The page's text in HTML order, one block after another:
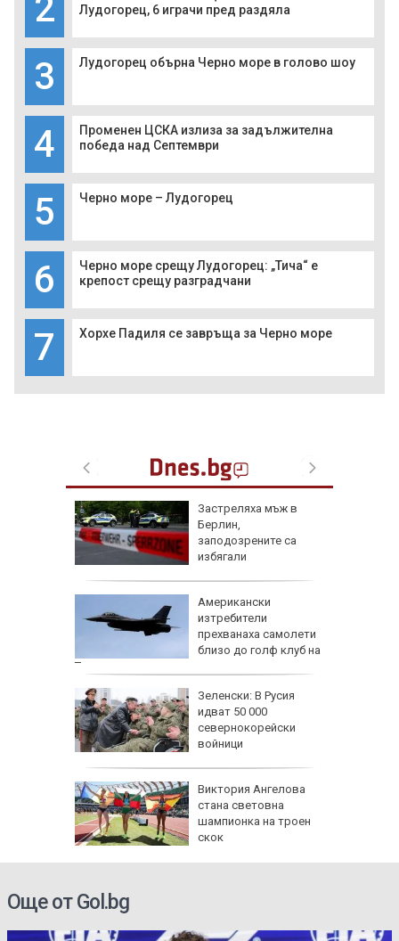
Лудогорец, 6 играчи пред раздяла
3 Лудогорец обърна Черно море в голово шоу
4
Променен ЦСКА излиза за задължителна
победа над Септември
5 Черно море – Лудогорец
6
Черно море срещу Лудогорец: „Тича“ е
крепост срещу разградчани
7 Хорхе Падиля се завръща за Черно море
Застреляха мъж в
Берлин,
заподозрените са
избягали
Американски
изтребители
прехванаха самолети
близо до голф клуб на
Тръмп
Зеленски: В Русия
идват 50 000
севернокорейски
войници
Виктория Ангелова
стана световна
шампионка на троен
скок
Още от Gol.bg